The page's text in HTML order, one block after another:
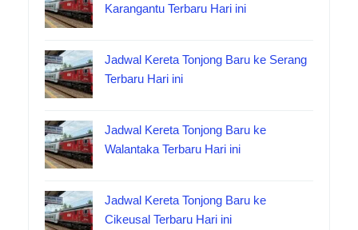
Karangantu Terbaru Hari ini
Jadwal Kereta Tonjong Baru ke Serang
Terbaru Hari ini
Jadwal Kereta Tonjong Baru ke
Walantaka Terbaru Hari ini
Jadwal Kereta Tonjong Baru ke
Cikeusal Terbaru Hari ini